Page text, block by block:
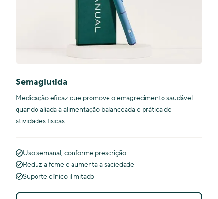
Semaglutida
Medicação eficaz que promove o emagrecimento saudável
quando aliada à alimentação balanceada e prática de
atividades físicas.
Uso semanal, conforme prescrição
Reduz a fome e aumenta a saciedade
Suporte clínico ilimitado